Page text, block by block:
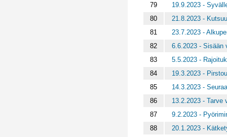
79
19.9.2023 -
80
21.8.2023 -
81
23.7.2023 -
82
6.6.2023 - Sisään
83
5.5.2023 -
84
19.3.2023 -
85
14.3.2023 -
86
13.2.2023 - Tarve
87
9.2.2023 -
88
20.1.2023 -